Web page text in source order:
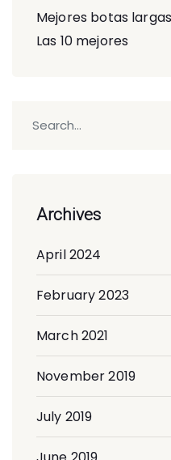
Mejores botas
Las 10 mejores
Archives
April 2024
February 2023
March 2021
November 2019
July 2019